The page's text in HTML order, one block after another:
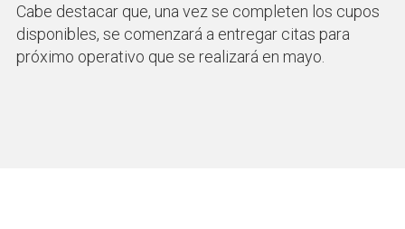
Cabe destacar que, una vez se completen los cupos
disponibles, se comenzará a entregar citas para
próximo operativo que se realizará en mayo.